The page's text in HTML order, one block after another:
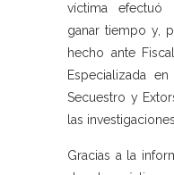
víctima efectuó
ganar tiempo y,
hecho ante
Especializada
Secuestro y
las
Gracias a la